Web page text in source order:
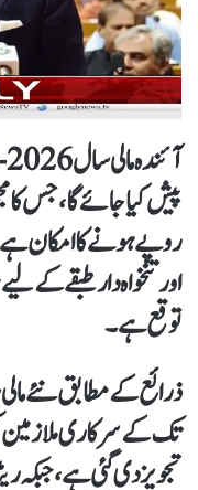
آئندہ مالی سال2026-27
پیش کیا جائے گا، جس کا
روپےہونے کا امکان
اور تنخواہ دار طبقے کے
توقع ہے۔
ذرائع کے مطابق نئے
تک کے سرکاری ملازمین کی
تجویز دی گئی ہے، جبکہ